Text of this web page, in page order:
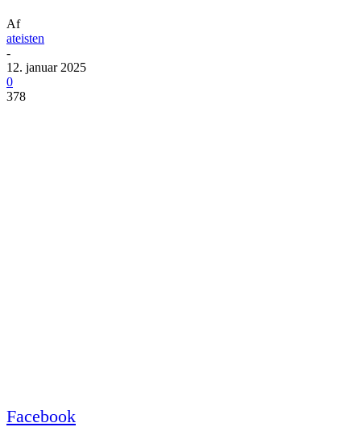
Af
ateisten
-
12. januar 2025
0
378
Facebook